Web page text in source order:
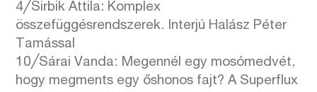
4╱Sirbik Attila: Komplex
összefüggésrendszerek. Interjú Halász Péter
Tamással
10╱Sárai Vanda: Megennél egy mosómedvét,
hogy megments egy őshonos fajt? A Superflux